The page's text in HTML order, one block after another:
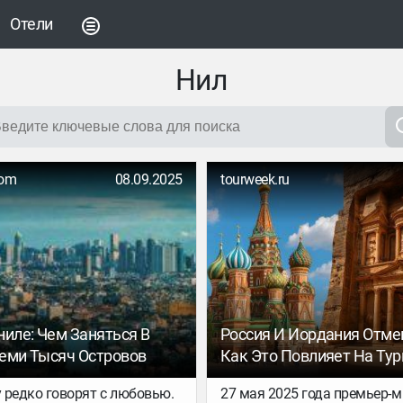
Отели
Нил
08.09.2025
Чем Заняться В
Тысяч Островов
говорят с любовью.
tourweek.ru
Россия И Иордания
Как Это Повлияет На
27 мая 2025 года премьер-